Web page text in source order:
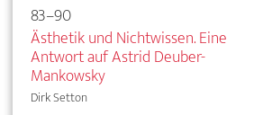
83–90
Ästhetik und Nichtwissen. Eine
Antwort auf Astrid Deuber-
Mankowsky
Dirk Setton